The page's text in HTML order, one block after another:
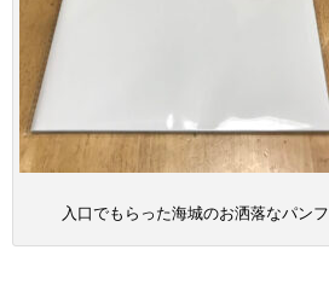
入口でもらった海城のお洒落なパンフ